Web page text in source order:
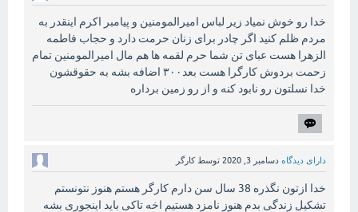
خدا رو خوش نمیاد زیر لباس امیرالمومنین و پیامبر اکرم اینقدر به
مردم ظلم کنید اگر چادر برای زنان حرمت دارد و حجاب فاطمه
الزهرا هست عبای تن شما حرم لقمه ها هم مال امیرالمومنین تمام
زحمت بردوش کارگرا هست بعد۳۰۰ اضافه بشه به حقوقشون
خدا نسلتون رو نابود کنه و از رو زمین برداره
دارای دیدگاه دسامبر 3, 2020 توسطکارگر
خدا ازتون نگذره 38 سال سن دارم کارگر هستم هنوز نتونستم
تشکیل زندگی بدم هنوز نامزد هستیم اخه تاکی باید اینجوری بشه